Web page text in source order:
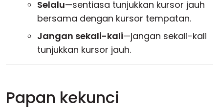
Selalu—sentiasa tunjukkan kursor jauh
bersama dengan kursor tempatan.
Jangan sekali-kali—jangan sekali-kali
tunjukkan kursor jauh.
Papan kekunci